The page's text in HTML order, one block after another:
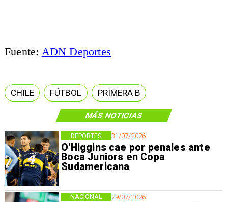
MÁS NOTICIAS
31/07/2026
O'Higgins cae por penales ante
Boca Juniors en Copa
Sudamericana
DEPORTES
29/07/2026
NACIONAL
Fuente: ADN Deportes
CHILE FÚTBOL PRIMERA B